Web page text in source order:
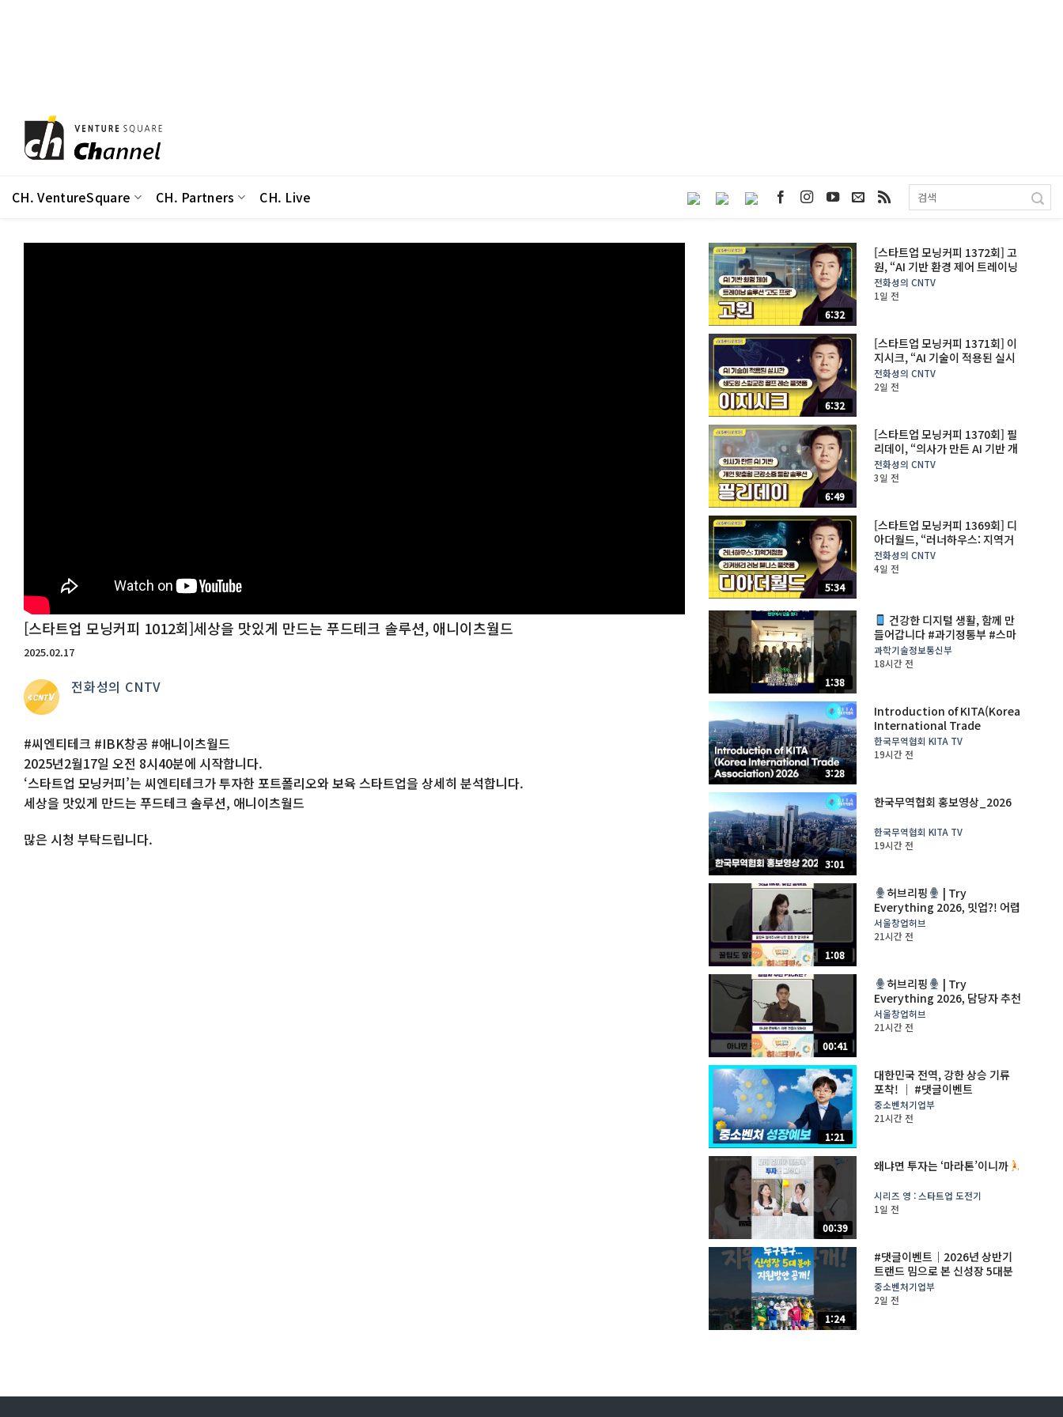
CH. VentureSquare CH. Partners CH. Live
[스타트업 모닝커피 1012회]세상을 맛있게 만드는 푸드테크 솔루션, 애니이츠월드
2025.02.17
전화성의 CNTV
#씨엔티테크 #IBK창공 #애니이츠월드
2025년2월17일 오전 8시40분에 시작합니다.
‘스타트업 모닝커피’는 씨엔티테크가 투자한 포트폴리오와 보육 스타트업을 상세히 분석합니다.
세상을 맛있게 만드는 푸드테크 솔루션, 애니이츠월드
많은 시청 부탁드립니다.
6:32
[스타트업 모닝커피 1372회] 고
원, “AI 기반 환경 제어 트레이닝
솔루션 ‘고도 프로'”
전화성의 CNTV
1일 전
6:32
[스타트업 모닝커피 1371회] 이
지시크, “AI 기술이 적용된 실시
간 쉐도잉 스윙교정 골프 레슨 플
랫폼”
전화성의 CNTV
2일 전
6:49
[스타트업 모닝커피 1370회] 필
리데이, “의사가 만든 AI 기반 개
인 맞춤형 근감소증 통합 솔루
션”
전화성의 CNTV
3일 전
5:34
[스타트업 모닝커피 1369회] 디
아더월드, “러너하우스: 지역거
점형 리커버리 러닝 웰니스 플랫
폼”
전화성의 CNTV
4일 전
1:38
건강한 디지털 생활, 함께 만
들어갑니다 #과기정통부 #스마
트쉼센터 #배경훈
과학기술정보통신부
18시간 전
3:28
Introduction of KITA(Korea
International Trade
Association)_2026
한국무역협회 KITA TV
19시간 전
3:01
한국무역협회 홍보영상_2026
한국무역협회 KITA TV
19시간 전
1:08
허브리핑
| Try
Everything 2026, 밋업?! 어렵
지 않아요
서울창업허브
21시간 전
00:41
허브리핑
| Try
Everything 2026, 담당자 추천
PICK은?
서울창업허브
21시간 전
1:21
대한민국 전역, 강한 상승 기류
포착! │ #댓글이벤트
중소벤처기업부
21시간 전
00:39
왜냐면 투자는 ‘마라톤’이니까
시리즈 영 : 스타트업 도전기
1일 전
1:24
#댓글이벤트│2026년 상반기
트랜드 밈으로 본 신성장 5대분
야 지원 방안
중소벤처기업부
2일 전